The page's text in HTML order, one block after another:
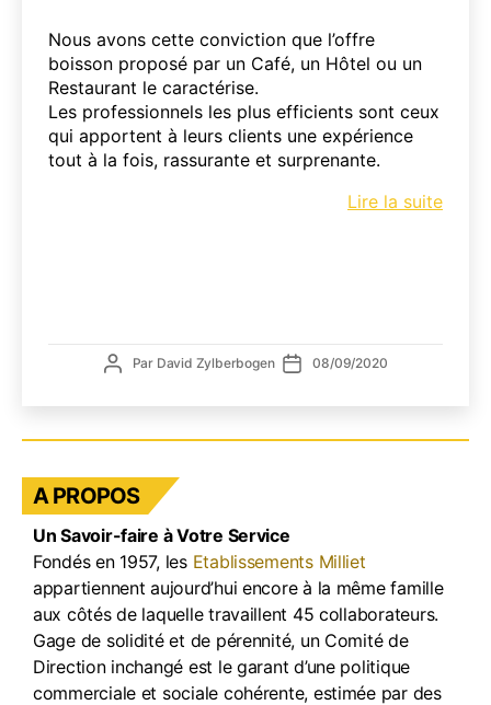
Nous avons cette conviction que l’offre
boisson proposé par un Café, un Hôtel ou un
Restaurant le caractérise.
Les professionnels les plus efficients sont ceux
qui apportent à leurs clients une expérience
tout à la fois, rassurante et surprenante.
Lire la suite
vente
AuteurPar David Zylberbogen Date
08/09/2020
A PROPOS
Un Savoir-faire à Votre Service
Fondés en 1957, les Etablissements Milliet
appartiennent aujourd’hui encore à la même famille
aux côtés de laquelle travaillent 45 collaborateurs.
Gage de solidité et de pérennité, un Comité de
Direction inchangé est le garant d’une politique
commerciale et sociale cohérente, estimée par des